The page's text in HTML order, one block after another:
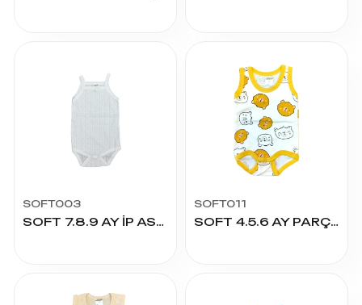
SOFT003
SOFT 7.8.9 AY İP ASKILI RİBANA ÇITÇITLI
SOFT011
SOFT 4.5.6 AY PARÇA BASKILI ÇITÇITLI